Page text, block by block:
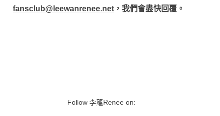
fansclub@leewanrenee.net ，我們會盡快回覆。
Follow 李蘊Renee on: